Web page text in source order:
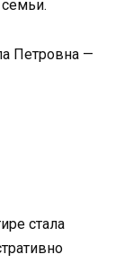
Петровна —
стала